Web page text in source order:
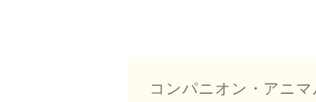
コンパニオン・アニ